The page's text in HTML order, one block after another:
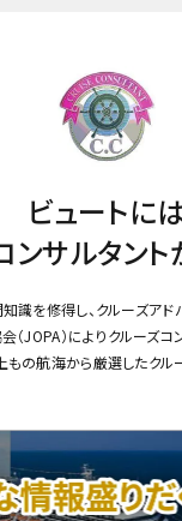
ビュートに
ンサルタント
識を修得し、クルーズア
JOPA）によりクルーズコ
の航海から厳選したクル